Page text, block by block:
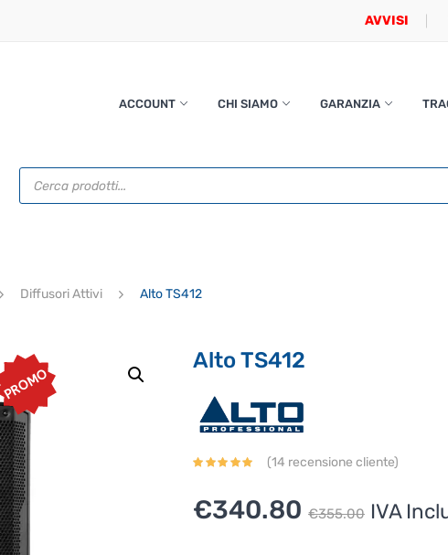
AVVISI
ACCOUNT CHI SIAMO GARANZIA
Ricerca
prodotti
Diffusori Attivi Alto TS412
PROMO
Alto TS412
(14 recensione cliente)
€355.00 Il
€340.80
Il
IVA